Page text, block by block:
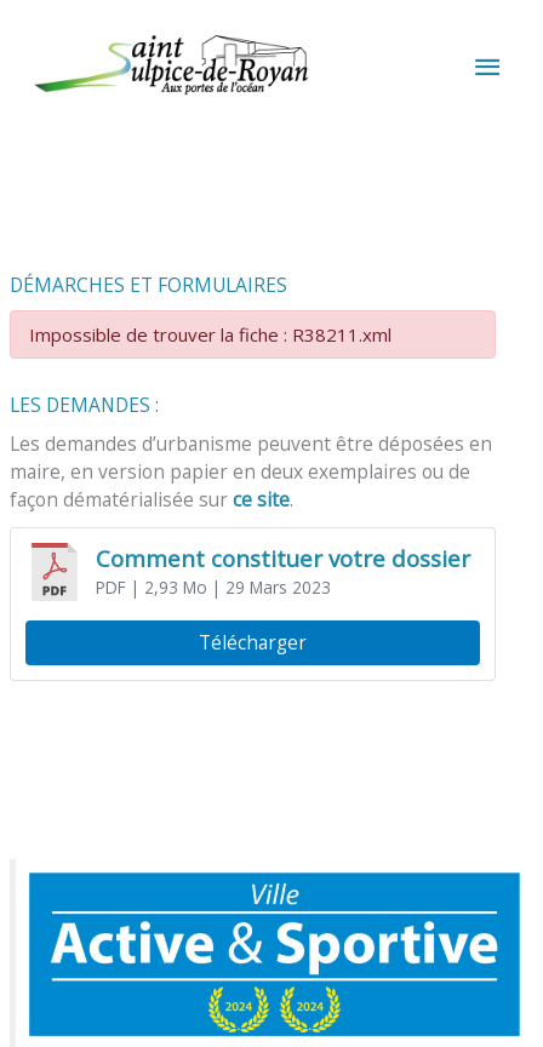
DÉMARCHES ET FORMULAIRES
Impossible de trouver la fiche : R38211.xml
LES DEMANDES :
Les demandes d’urbanisme peuvent être déposées en
maire, en version papier en deux exemplaires ou de
façon dématérialisée surce site.
Comment constituer votre dossier
PDF| 2,93 Mo | 29 Mars 2023
Télécharger